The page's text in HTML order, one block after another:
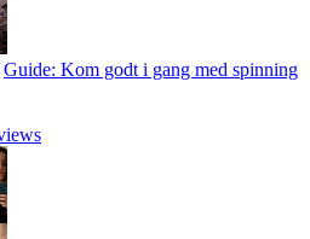
Guide: Kom godt i gang med spinning